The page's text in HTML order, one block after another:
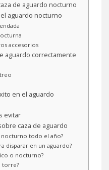
de aguardo nocturno
aguardo nocturno
accesorios
aguardo correctamente
en el aguardo
evitar
caza de aguardo
nocturno todo el año?
disparar en un aguardo?
o nocturno?
torre?